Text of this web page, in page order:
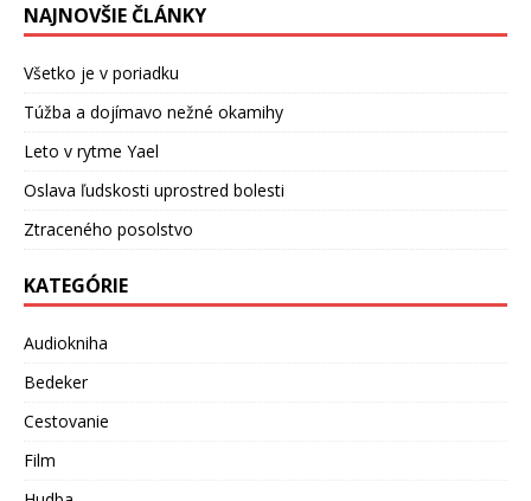
NAJNOVŠIE ČLÁNKY
Všetko je v poriadku
Túžba a dojímavo nežné okamihy
Leto v rytme Yael
Oslava ľudskosti uprostred bolesti
Ztraceného posolstvo
KATEGÓRIE
Audiokniha
Bedeker
Cestovanie
Film